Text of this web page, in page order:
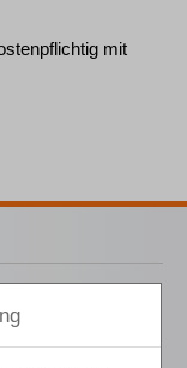
mit
ZVI-online-